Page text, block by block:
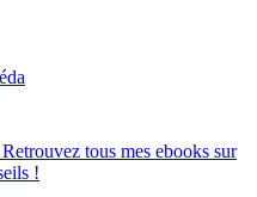
tous mes ebooks sur
!